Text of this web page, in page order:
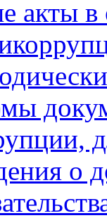
акты в
о